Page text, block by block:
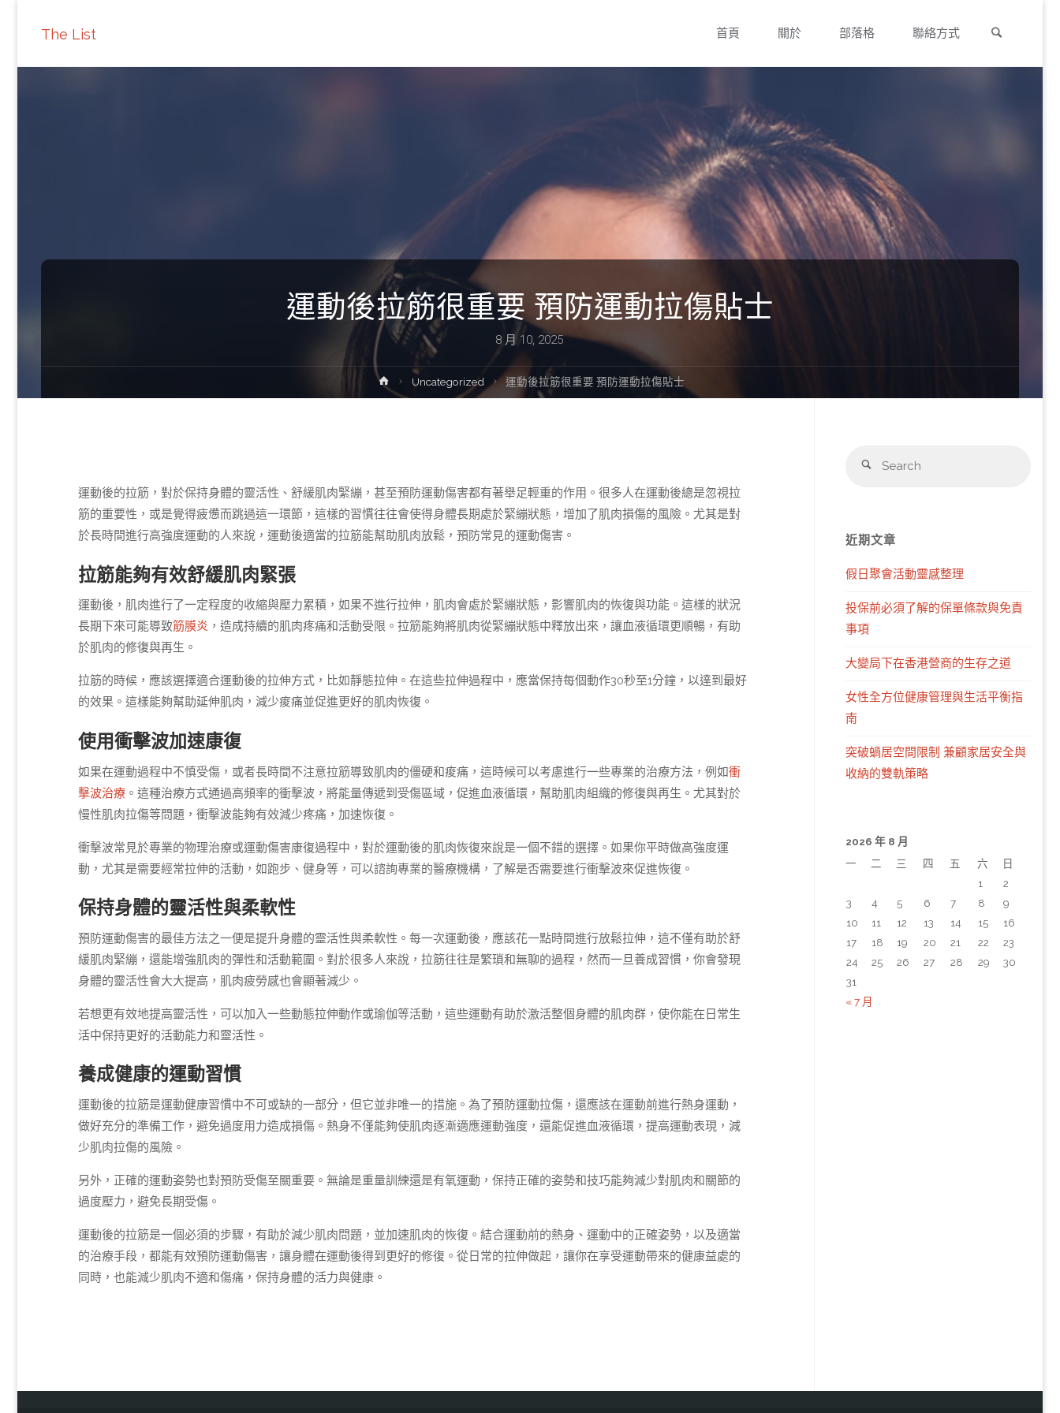
The List 首頁 關於 部落格 聯絡方式
運動後拉筋很重要 預防運動拉傷貼士
8 月 10, 2025
HomeUncategorized 運動後拉筋很重要 預防運動拉傷貼士
運動後的拉筋，對於保持身體的靈活性、舒緩肌肉緊繃，甚至預防運動傷害都有著舉足輕重的作用。很多人在運動後總是忽視拉
筋的重要性，或是覺得疲憊而跳過這一環節，這樣的習慣往往會使得身體長期處於緊繃狀態，增加了肌肉損傷的風險。尤其是對
於長時間進行高強度運動的人來說，運動後適當的拉筋能幫助肌肉放鬆，預防常見的運動傷害。
拉筋能夠有效舒緩肌肉緊張
運動後，肌肉進行了一定程度的收縮與壓力累積，如果不進行拉伸，肌肉會處於緊繃狀態，影響肌肉的恢復與功能。這樣的狀況
長期下來可能導致筋膜炎 ，造成持續的肌肉疼痛和活動受限。拉筋能夠將肌肉從緊繃狀態中釋放出來，讓血液循環更順暢，有助
於肌肉的修復與再生。
拉筋的時候，應該選擇適合運動後的拉伸方式，比如靜態拉伸。在這些拉伸過程中，應當保持每個動作30秒至1分鐘，以達到最好
的效果。這樣能夠幫助延伸肌肉，減少痠痛並促進更好的肌肉恢復。
使用衝擊波加速康復
如果在運動過程中不慎受傷，或者長時間不注意拉筋導致肌肉的僵硬和痠痛，這時候可以考慮進行一些專業的治療方法，例如衝
擊波治療 。這種治療方式通過高頻率的衝擊波，將能量傳遞到受傷區域，促進血液循環，幫助肌肉組織的修復與再生。尤其對於
慢性肌肉拉傷等問題，衝擊波能夠有效減少疼痛，加速恢復。
衝擊波常見於專業的物理治療或運動傷害康復過程中，對於運動後的肌肉恢復來說是一個不錯的選擇。如果你平時做高強度運
動，尤其是需要經常拉伸的活動，如跑步、健身等，可以諮詢專業的醫療機構，了解是否需要進行衝擊波來促進恢復。
保持身體的靈活性與柔軟性
預防運動傷害的最佳方法之一便是提升身體的靈活性與柔軟性。每一次運動後，應該花一點時間進行放鬆拉伸，這不僅有助於舒
緩肌肉緊繃，還能增強肌肉的彈性和活動範圍。對於很多人來說，拉筋往往是繁瑣和無聊的過程，然而一旦養成習慣，你會發現
身體的靈活性會大大提高，肌肉疲勞感也會顯著減少。
若想更有效地提高靈活性，可以加入一些動態拉伸動作或瑜伽等活動，這些運動有助於激活整個身體的肌肉群，使你能在日常生
活中保持更好的活動能力和靈活性。
養成健康的運動習慣
運動後的拉筋是運動健康習慣中不可或缺的一部分，但它並非唯一的措施。為了預防運動拉傷，還應該在運動前進行熱身運動，
做好充分的準備工作，避免過度用力造成損傷。熱身不僅能夠使肌肉逐漸適應運動強度，還能促進血液循環，提高運動表現，減
少肌肉拉傷的風險。
另外，正確的運動姿勢也對預防受傷至關重要。無論是重量訓練還是有氧運動，保持正確的姿勢和技巧能夠減少對肌肉和關節的
過度壓力，避免長期受傷。
運動後的拉筋是一個必須的步驟，有助於減少肌肉問題，並加速肌肉的恢復。結合運動前的熱身、運動中的正確姿勢，以及適當
的治療手段，都能有效預防運動傷害，讓身體在運動後得到更好的修復。從日常的拉伸做起，讓你在享受運動帶來的健康益處的
同時，也能減少肌肉不適和傷痛，保持身體的活力與健康。
Search
近期文章
假日聚會活動靈感整理
投保前必須了解的保單條款與免責
事項
大變局下在香港營商的生存之道
女性全方位健康管理與生活平衡指
南
突破蝸居空間限制 兼顧家居安全與
收納的雙軌策略
2026 年 8 月
一
二 三 四 五 六 日
« 7 月
1
2
3
4 5 6 7 8
9
10
11 12 13 14 15
16
17
18 19 20 21 22
23
24
25 26 27 28 29
30
31